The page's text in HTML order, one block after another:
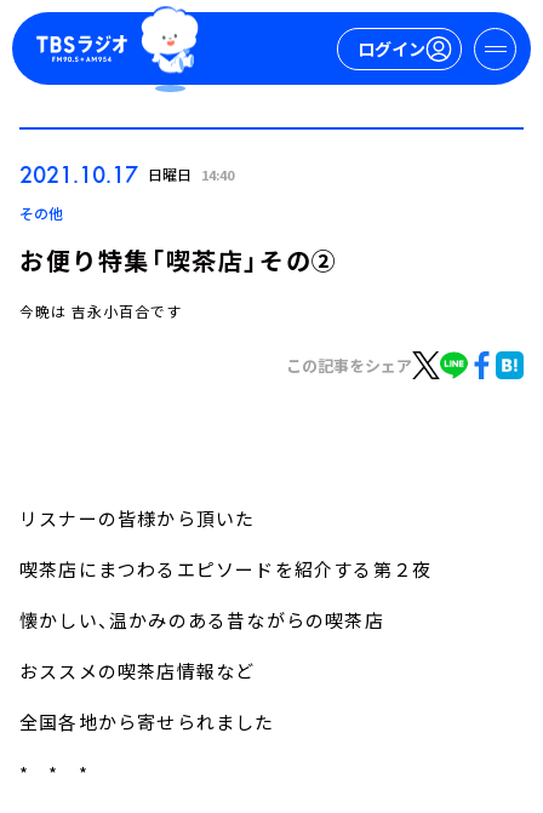
ログイン
TBS Podcast
お知らせ
イベント・グッズ
YouTube
2021.10.17 日曜日 14:40
その他
お便り特集「喫茶店」その②
今晩は 吉永小百合です
この記事をシェア
リスナーの皆様から頂いた
喫茶店にまつわるエピソードを紹介する第２夜
懐かしい、温かみのある昔ながらの喫茶店
おススメの喫茶店情報など
全国各地から寄せられました
* * *